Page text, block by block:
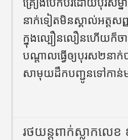
គ្រឿងបើកបរដោយបុរសម្
នាក់ទៀតមិនស្គាល់អត្តស
ក្នុងល្បឿនលឿនហើយក៏ច
បណ្ដាលធ្វើឲ្យបុរស២នាក់
សាមុយដឹកបញ្ជូនទៅកាន់មន្
រថយន្ត​ពាក់ស្លាកលេខ​